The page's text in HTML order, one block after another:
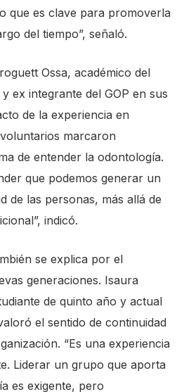
que es clave para promoverla
del tiempo”, señaló.
Ossa, académico del
ex integrante del GOP en sus
de la experiencia en
marcaron
de entender la odontología.
que podemos generar un
de las personas, más allá de
indicó.
se explica por el
generaciones. Isaura
de quinto año y actual
el sentido de continuidad
“Es una experiencia
Liderar un grupo que aporta
es exigente, pero